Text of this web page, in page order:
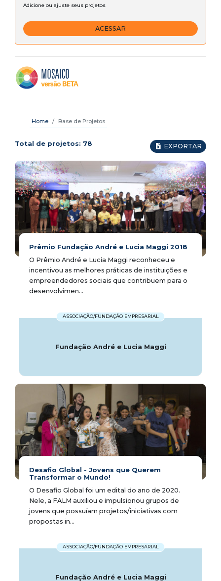
Adicione ou ajuste seus projetos
ACESSAR
Home Base de Projetos
Total de projetos: 78 EXPORTAR
Prêmio Fundação André e Lucia Maggi 2018
O Prêmio André e Lucia Maggi reconheceu e
incentivou as melhores práticas de instituições e
empreendedores sociais que contribuem para o
desenvolvimen...
ASSOCIAÇÃO/FUNDAÇÃO EMPRESARIAL
Fundação André e Lucia Maggi
Desafio Global - Jovens que Querem
Transformar o Mundo!
O Desafio Global foi um edital do ano de 2020.
Nele, a FALM auxiliou e impulsionou grupos de
jovens que possuíam projetos/iniciativas com
propostas in...
ASSOCIAÇÃO/FUNDAÇÃO EMPRESARIAL
Fundação André e Lucia Maggi